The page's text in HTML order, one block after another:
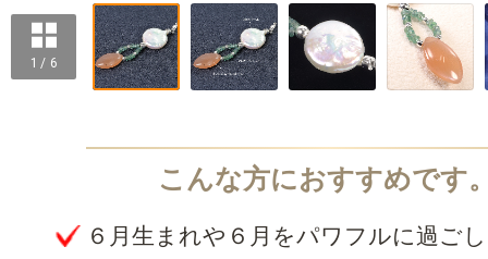
1 / 6
６月生まれや６月をパワフルに過ご